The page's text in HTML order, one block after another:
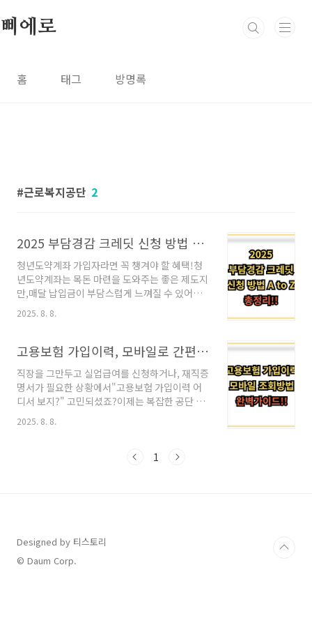
삐에로
홈 태그 방명록
근로복지공단 2
2025 부담경감 크레딧 신청 방법 A to Z 총정리!
청년도약계좌 가입자라면 꼭 챙겨야 할 혜택!청
년도약계좌는 목돈 마련을 도와주는 좋은 제도지
만,매달 납입금이 부담스럽게 느껴질 수 있어요.
이럴 때 꼭 알아야 할 게 바로 ‘부담경감 크레
딧’입니다.정부가 월 납입금을 일부 대신 내주는
란?정부가 청년의 납입 부담을 줄이기 위해추가
로 지원해주는 월별 납입 보조금 개념이에요.본
인 소득 수준에 따라 월 최대 20만 원까지 지원정
부가 대신 납입해주는 방식청년도약계좌 신청자
중 자격이 되는 사람만 신청 가능신청하지 않으
면 자동 적용 안 됨신청 대상 조건지원 대상이 되
소득 또는 사업소득이 있는 사람소득 및 자산 요
2025. 8. 8.
고용보험 가입이력, 모바일로 간편하게 확인하는 법 (2025년 최신)
직장을 그만두고 실업급여를 신청하거나, 재직증
명서가 필요한 상황에서"고용보험 가입이력 어
디서 보지?" 고민되셨죠?이제는 복잡한 공단 방
문 없이도, 스마트폰 하나면 빠르게 확인 가능해
요.정부24 앱으로 바로 조회 가능해요이제는 컴
확인이 가능해요.공동인증서나 간편인증만 있으
문서지갑 수령도 가능해요꼭 필요한 순간, 이력
조회는 필수예요고용보험 가입이력은 단순히 확
인용이 아니라,국가 지원을 받기 위한 자격 증빙
2025. 8. 8.
1
Designed by 티스토리
© Daum Corp.